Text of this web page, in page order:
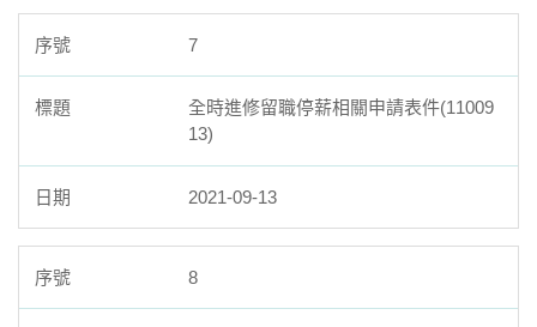
7
全時進修留職停薪相關申請表件(11009
13)
2021-09-13
8